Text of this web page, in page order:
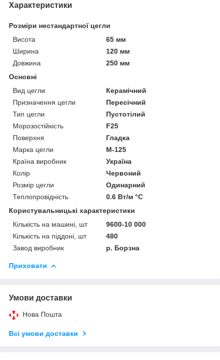
Характеристики
Розміри нестандартної цегли
Висота
65 мм
Ширина
120 мм
Довжина
250 мм
Основні
Вид цегли
Керамічний
Призначення цегли
Пересічний
Тип цегли
Пустотілий
Морозостійкість
F25
Поверхня
Гладка
Марка цегли
М-125
Країна виробник
Україна
Колір
Червоний
Розмір цегли
Одинарний
Теплопровідність
0.6 Вт/м °С
Користувальницькі характеристики
Кількість на машині, шт
9600-10 000
Кількість на піддоні, шт
480
Завод виробник
р. Борзна
Приховати
Умови доставки
Нова Пошта
Всі умови доставки